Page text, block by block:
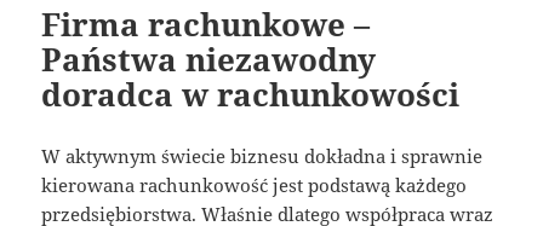
Firma rachunkowe –
Państwa niezawodny
doradca w rachunkowości
W aktywnym świecie biznesu dokładna i sprawnie
kierowana rachunkowość jest podstawą każdego
przedsiębiorstwa. Właśnie dlatego współpraca wraz